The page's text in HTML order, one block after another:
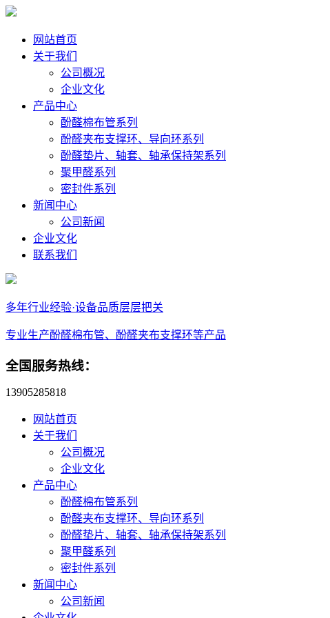
网站首页
关于我们
公司概况
企业文化
产品中心
酚醛棉布管系列
酚醛夹布支撑环、导向环系列
酚醛垫片、轴套、轴承保持架系列
聚甲醛系列
密封件系列
新闻中心
公司新闻
企业文化
联系我们
多年行业经验·设备品质层层把关
专业生产酚醛棉布管、酚醛夹布支撑环等产品
全国服务热线：
13905285818
网站首页
关于我们
公司概况
企业文化
产品中心
酚醛棉布管系列
酚醛夹布支撑环、导向环系列
酚醛垫片、轴套、轴承保持架系列
聚甲醛系列
密封件系列
新闻中心
公司新闻